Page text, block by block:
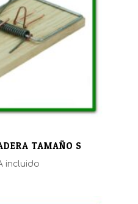
TAMAÑO S
incluido